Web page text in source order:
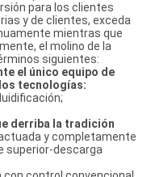
para los clientes
y de clientes, exceda
mientras que
el molino de la
siguientes:
el único equipo de
tecnologías:
derriba la tradición
y completamente
superior-descarga